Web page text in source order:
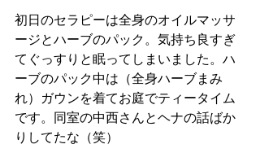
初日のセラピーは全身のオイルマッサ
ージとハーブのパック。気持ち良すぎ
てぐっすりと眠ってしまいました。ハ
ーブのパック中は（全身ハーブまみ
れ）ガウンを着てお庭でティータイム
です。同室の中西さんとヘナの話ばか
りしてたな（笑）